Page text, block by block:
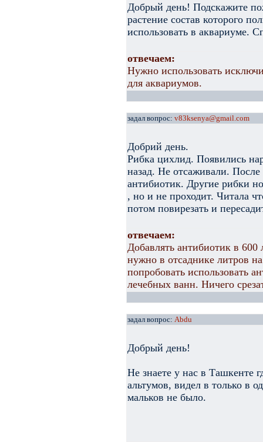
Добрый день! Подскажите
растение состав которого
использовать в аквариуме.
отвечаем:
Нужно использовать
для аквариумов.
задал вопрос: v83ksenya@gmail.com
Добрий день.
Рибка цихлид. Появились
назад. Не отсаживали.
антибиотик. Другие рибки
, но и не проходит. Читала
потом повирезать и
отвечаем:
Добавлять антибиотик в
нужно в отсаднике литров
попробовать использовать
лечебных ванн. Ничего
задал вопрос: Abdu
Добрый день!
Не знаете у нас в Ташкенте
альтумов, видел в только в
мальков не было.